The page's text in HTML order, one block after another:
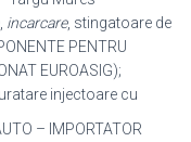
incarcare, stingatoare de
PENTRU
EUROASIG);
injectoare cu
– IMPORTATOR